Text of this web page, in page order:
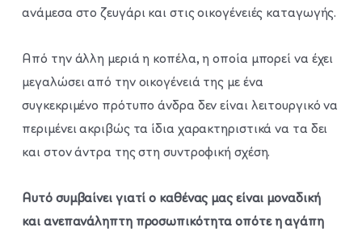
ανάμεσα στο ζευγάρι και στις οικογένειές καταγωγής.
Από την άλλη μεριά η κοπέλα, η οποία μπορεί να έχει
μεγαλώσει από την οικογένειά της με ένα
συγκεκριμένο πρότυπο άνδρα δεν είναι λειτουργικό να
περιμένει ακριβώς τα ίδια χαρακτηριστικά να τα δει
και στον άντρα της στη συντροφική σχέση.
Αυτό συμβαίνει γιατί ο καθένας μας είναι μοναδική
και ανεπανάληπτη προσωπικότητα οπότε η αγάπη